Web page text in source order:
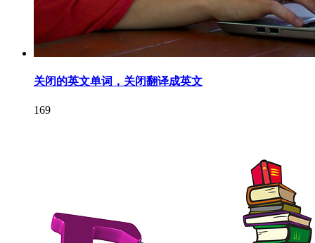
关闭的英文单词，关闭翻译成英文
169